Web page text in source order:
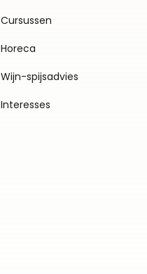
Cursussen
Horeca
Wijn-spijsadvies
Interesses